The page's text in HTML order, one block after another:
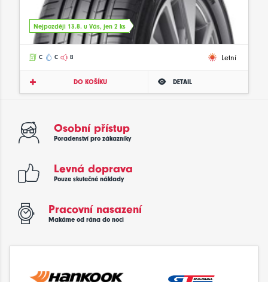
Nejpozději 13.8. u Vás, jen 2 ks
C C B Letní
DO KOŠÍKU DETAIL
Osobní přístup
Poradenství pro zákazníky
Levná doprava
Pouze skutečné náklady
Pracovní nasazení
Makáme od rána do noci